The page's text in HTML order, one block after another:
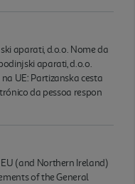
aparati, d.o.o. Nome da
aparati, d.o.o.
UE: Partizanska cesta
da pessoa respon
(and Northern Ireland)
of the General